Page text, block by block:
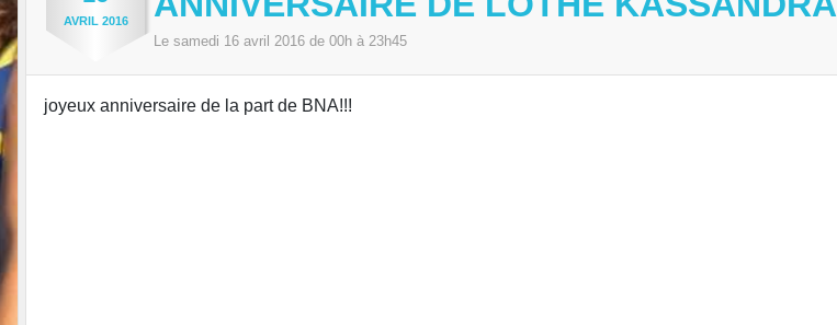
AVRIL 2016
Le samedi 16 avril 2016 de 00h à 23h45
joyeux anniversaire de la part de BNA!!!